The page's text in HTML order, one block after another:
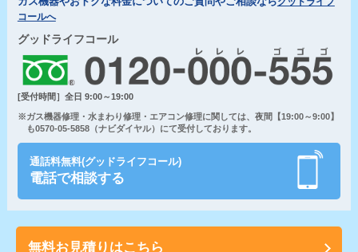
コールへ
グッドライフコール
[受付時間］全日 9:00～19:00
※ガス機器修理・水まわり修理・エアコン修理に関しては、夜間【19:00～9:00】
も0570-05-5858（ナビダイヤル）にて受付しております。
通話料無料(グッドライフコール)
電話で相談する
無料お見積りはこちら